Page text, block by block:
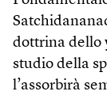
dottrina dello
studio della
l’assorbirà